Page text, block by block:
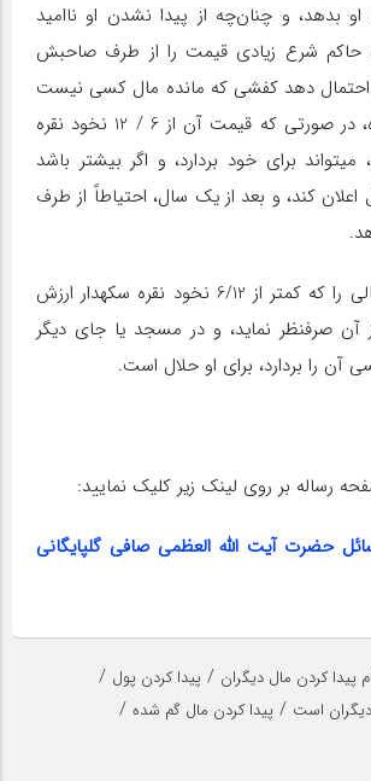
بدهد، و چنان‌چه از پیدا نشدن او ناامید
حاکم شرع زیادی قیمت را از طرف صاحبش
احتمال دهد کفشی که مانده مال کسی نیست
که کفش او را برده، در صورتی که قیمت آن از 6 / 12 نخود نقره
سکه‎دار کمتر باشد، می‎تواند برای خود بردارد، و اگر بیشتر باشد
کند، و بعد از یک سال، احتیاطاً از طرف
اگر مالی را که کمتر از 6/12 نخود نقره سکه‎دار ارزش
دارد پیدا کند، و از آن صرف‎نظر نماید، و در مسجد یا جای دیگر
آن را بردارد، برای او حلال است.
رساله بر روی لینک زیر کلیک نمایید:
حضرت آیت الله العظمی صافی گلپایگانی
پیدا کردن مال دیگران / پیدا کردن پول /
است / پیدا کردن مال گم شده /